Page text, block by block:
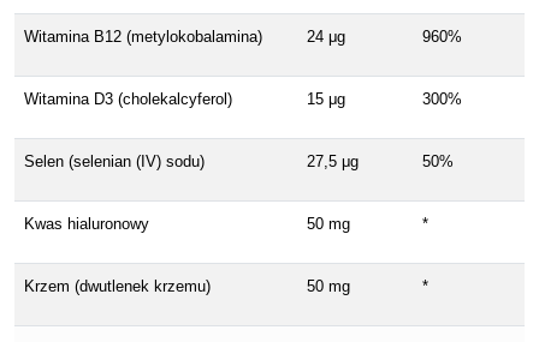
Witamina B12 (metylokobalamina) 24 μg 960%
Witamina D3 (cholekalcyferol) 15 μg 300%
Selen (selenian (IV) sodu) 27,5 μg 50%
Kwas hialuronowy 50 mg *
Krzem (dwutlenek krzemu) 50 mg *